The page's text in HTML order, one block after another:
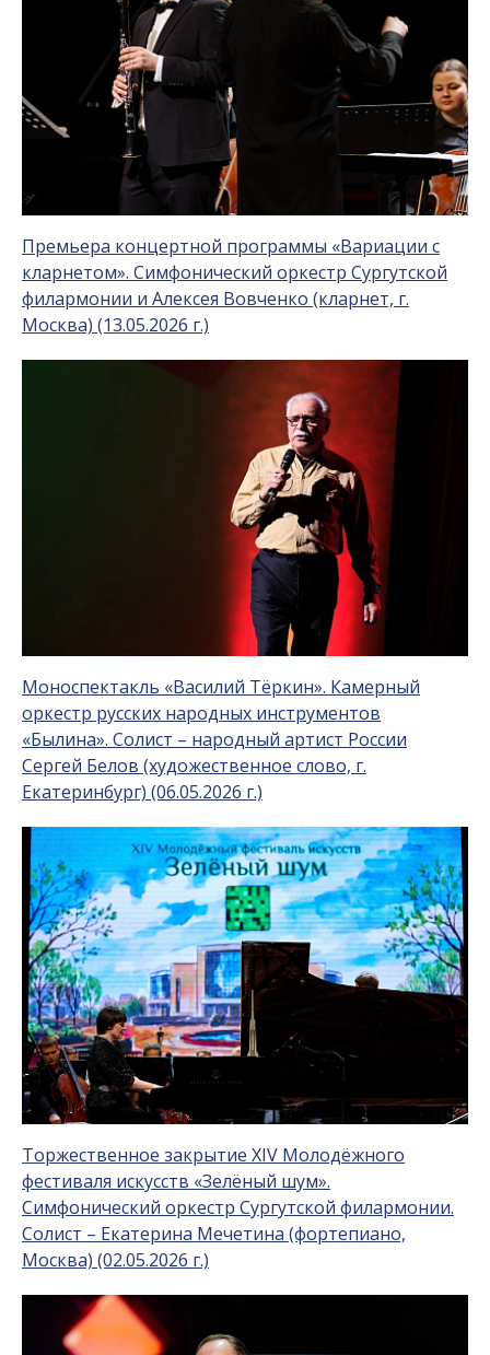
Премьера концертной программы «Вариации с
кларнетом». Симфонический оркестр Сургутской
филармонии и Алексея Вовченко (кларнет, г.
Москва) (13.05.2026 г.)
Моноспектакль «Василий Тёркин». Камерный
оркестр русских народных инструментов
«Былина». Солист – народный артист России
Сергей Белов (художественное слово, г.
Екатеринбург) (06.05.2026 г.)
Торжественное закрытие XIV Молодёжного
фестиваля искусств «Зелёный шум».
Симфонический оркестр Сургутской филармонии.
Солист – Екатерина Мечетина (фортепиано,
Москва) (02.05.2026 г.)